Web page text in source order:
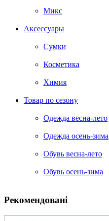
Микс
Аксессуары
Сумки
Косметика
Химия
Товар по сезону
Одежда весна-лето
Одежда осень-зима
Обувь весна-лето
Обувь осень-зима
Рекомендовані